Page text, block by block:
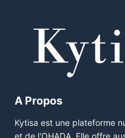
A Propos
Kytisa est une plateforme